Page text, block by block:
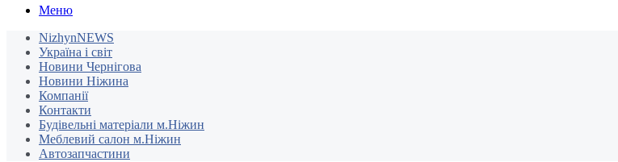
Меню
NizhynNEWS
Україна і світ
Новини Чернігова
Новини Ніжина
Компанії
Контакти
Будівельні матеріали м.Ніжин
Меблевий салон м.Ніжин
Автозапчастини